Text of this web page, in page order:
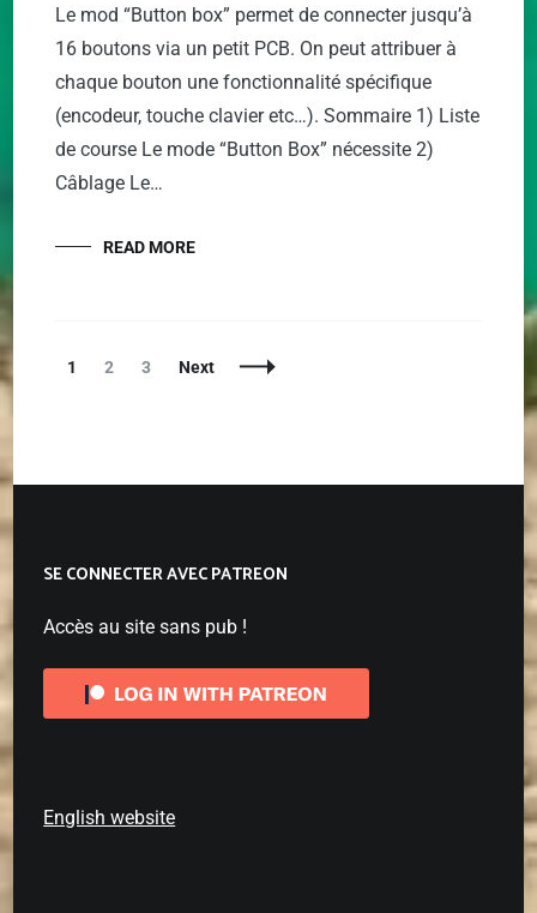
Le mod “Button box” permet de connecter jusqu’à
16 boutons via un petit PCB. On peut attribuer à
chaque bouton une fonctionnalité spécifique
(encodeur, touche clavier etc…). Sommaire 1) Liste
de course Le mode “Button Box” nécessite 2)
Câblage Le…
READ MORE
Posts
Page
1 Page
2 Page
3 Next
SE CONNECTER AVEC PATREON
Accès au site sans pub !
English website